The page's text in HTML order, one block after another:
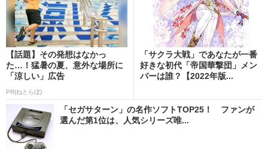
【話題】その発想はなかっ
た…！猛暑の夏、意外な場所に
「涼しい」広告
PR(ねとらぼ)
「サクラ大戦」であなたが一番
好きな初代「帝国華撃団」メン
バーは誰？【2022年版...
「セガサターン」の名作ソフトTOP25！ ファンが
選んだ第1位は、人気シリーズ唯...